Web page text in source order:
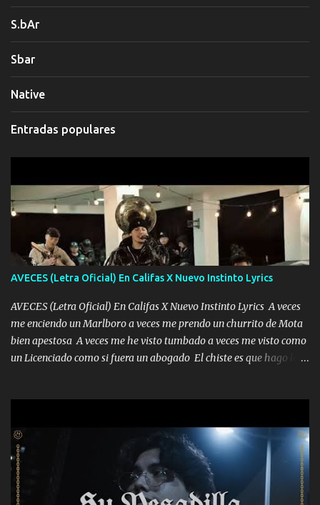
S.bAr
Sbar
Native
Entradas populares
AVECES (Letra Oficial) En Califas X Nuevo Instinto Lyrics
AVECES (Letra Oficial) En Califas X Nuevo Instinto Lyrics A veces
me enciendo un Marlboro a veces me prendo un churrito de Mota
bien apestosa A veces me he visto tumbado a veces me visto como
un Licenciado como si fuera un abogado El chiste es que hago lo
corriente no quieren verte subir de level trucha mis plebes Música
A veces me pongo un sombrero a veces me ven la cachucha de lado
con la mirada siempre en alto A veces me fajó una super o a veces
me fajó una Glock siempre armado todas las generaciones yo
traigo El chiste es que hago lo que quiero pues así soy me mandó